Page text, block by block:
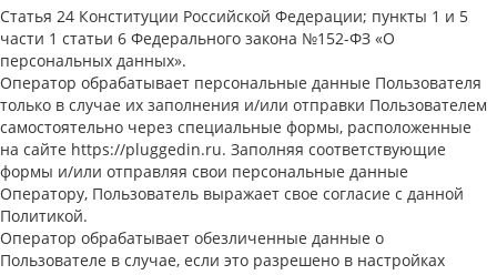
Статья 24 Конституции Российской Федерации; пункты 1 и 5
части 1 статьи 6 Федерального закона №152-ФЗ «О
персональных данных».
Оператор обрабатывает персональные данные Пользователя
только в случае их заполнения и/или отправки Пользователем
самостоятельно через специальные формы, расположенные
на сайте https://pluggedin.ru. Заполняя соответствующие
формы и/или отправляя свои персональные данные
Оператору, Пользователь выражает свое согласие с данной
Политикой.
Оператор обрабатывает обезличенные данные о
Пользователе в случае, если это разрешено в настройках